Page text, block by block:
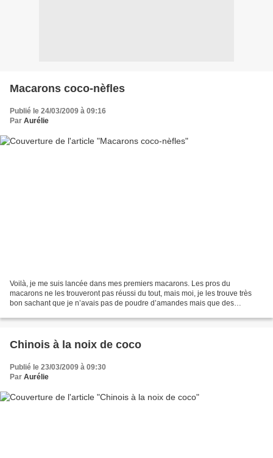
Macarons coco-nèfles
Publié le 24/03/2009 à 09:16
Par Aurélie
Voilà, je me suis lancée dans mes premiers macarons. Les pros du
macarons ne les trouveront pas réussi du tout, mais moi, je les trouve très
bon sachant que je n’avais pas de poudre d’amandes mais que des
Chinois à la noix de coco
Publié le 23/03/2009 à 09:30
Par Aurélie